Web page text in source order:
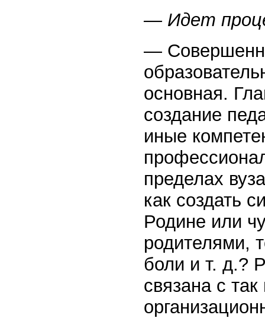
— Идет
—
основная.
создание
иные
пределах
как создать
Родине или
родителями,
боли и т. д.?
связана с